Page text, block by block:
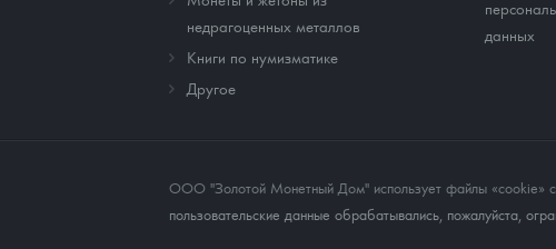
недрагоценных металлов
Книги по нумизматике
Другое
данных
ООО "Золотой Монетный Дом" использует файлы «cookie» с
пользовательские данные обрабатывались, пожалуйста,